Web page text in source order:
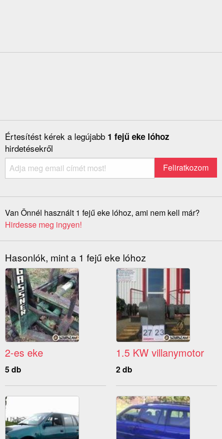
Értesítést kérek a legújabb 1 fejű eke lóhoz
hirdetésekről
Van Önnél használt 1 fejű eke lóhoz, ami nem kell már?
Hirdesse meg ingyen!
Hasonlók, mint a 1 fejű eke lóhoz
2-es eke
5 db
1.5 KW villanymotor
2 db